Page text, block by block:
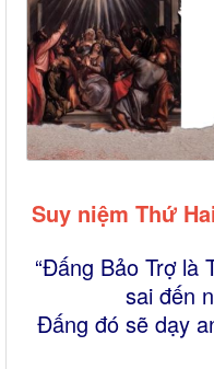
Suy niệm Thứ
“Đấng Bảo Trợ là
sai đến
Đấng đó sẽ dạy